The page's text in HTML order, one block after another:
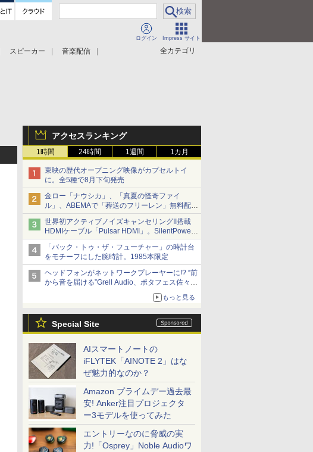
ログイン Impress サイト
全カテゴリ
スピーカー
音楽配信
アクセスランキング
1時間 24時間 1週間 1カ月
東映の歴代オープニング映像がカプセルトイ
に。全5種で8月下旬発売
金ロー「ナウシカ」、「真夏の怪奇ファイ
ル」、ABEMAで「葬送のフリーレン」無料配信
など。夏の特番・配信情報
世界初アクティブノイズキャンセリングII搭載
HDMIケーブル「Pulsar HDMI」。SilentPower
から
「バック・トゥ・ザ・フューチャー」の時計台
をモチーフにした腕時計。1985本限定
ヘッドフォンがネットワークプレーヤーに!? “前
から音を届ける”Grell Audio、ポタフェス佐々木
もっと見る
Special Site
AIスマートノートの
iFLYTEK「AINOTE 2」はな
ぜ魅力的なのか？
Amazon プライムデー過去最
安! Anker注目プロジェクタ
ー3モデルを使ってみた
エントリーなのに脅威の実
力!「Osprey」Noble Audioワ